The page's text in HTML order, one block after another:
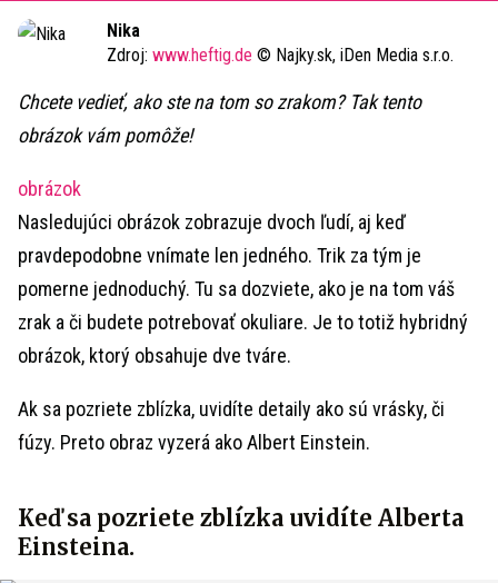
Nika
Zdroj: www.heftig.de © Najky.sk, iDen Media s.r.o.
Chcete vedieť, ako ste na tom so zrakom? Tak tento
obrázok vám pomôže!
obrázok
Nasledujúci obrázok zobrazuje dvoch ľudí, aj keď
pravdepodobne vnímate len jedného. Trik za tým je
pomerne jednoduchý. Tu sa dozviete, ako je na tom váš
zrak a či budete potrebovať okuliare. Je to totiž hybridný
obrázok, ktorý obsahuje dve tváre.
Ak sa pozriete zblízka, uvidíte detaily ako sú vrásky, či
fúzy. Preto obraz vyzerá ako Albert Einstein.
Keď sa pozriete zblízka uvidíte Alberta
Einsteina.